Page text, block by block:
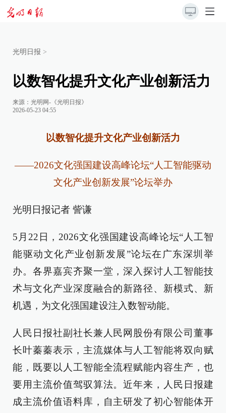
光明日报 >
以数智化提升文化产业创新活力
来源： 光明网-《光明日报》
2026-05-23 04:55
以数智化提升文化产业创新活力
——2026文化强国建设高峰论坛“人工智能驱动
文化产业创新发展”论坛举办
光明日报记者 訾谦
5月22日，2026文化强国建设高峰论坛“人工智
能驱动文化产业创新发展”论坛在广东深圳举
办。各界嘉宾齐聚一堂，深入探讨人工智能技
术与文化产业深度融合的新路径、新模式、新
机遇，为文化强国建设注入数智动能。
人民日报社副社长兼人民网股份有限公司董事
长叶蓁蓁表示，主流媒体与人工智能将双向赋
能，既要以人工智能全流程赋能内容生产，也
要用主流价值驾驭算法。近年来，人民日报建
成主流价值语料库，自主研发了初心智能体开